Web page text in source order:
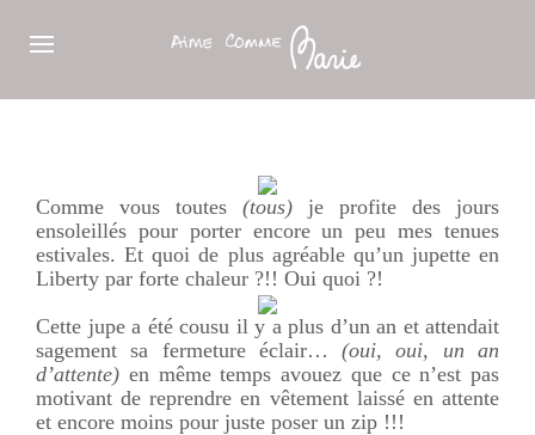
Comme vous toutes (tous) je profite des jours
ensoleillés pour porter encore un peu mes tenues
estivales. Et quoi de plus agréable qu’un jupette en
Liberty par forte chaleur ?!! Oui quoi ?!
Cette jupe a été cousu il y a plus d’un an et attendait
sagement sa fermeture éclair…(oui, oui, un an
d’attente) en même temps avouez que ce n’est pas
motivant de reprendre en vêtement laissé en attente
et encore moins pour juste poser un zip !!!